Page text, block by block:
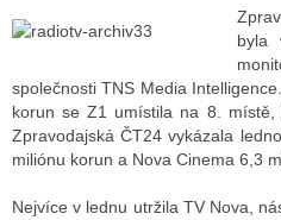
RÁDIÍ
VYSÍLAČE
byla
společnosti TNS Media
korun se Z1 umístila na 8. místě,
Zpravodajská ČT24 vykázala
miliónu korun a Nova Cinema 6,3
Nejvíce v lednu utržila TV Nova,